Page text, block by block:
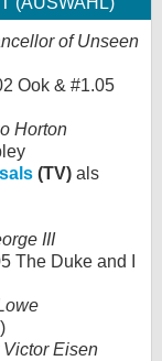
of Unseen
Ook & #1.05
Horton
(TV) als
III
The Duke and I
Victor Eisen